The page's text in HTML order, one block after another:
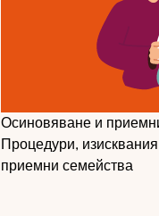
Осиновяване и
Процедури,
приемни семейства